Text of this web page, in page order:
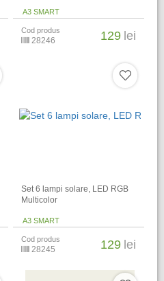
A3 SMART
Cod produs
28246 129 lei
Set 6 lampi solare, LED RGB
Multicolor
A3 SMART
Cod produs
28245 129 lei